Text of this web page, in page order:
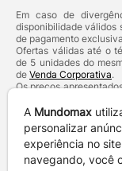
Em caso de
disponibilidade válidos
de pagamento
Ofertas válidas até o
de 5 unidades do
de Venda Corporativa.
Os preços
Defesa do Consumidor:
Vendas sujeitas à
Razão Social:
CNPJ: 01.725.627/
A Mundomax
personalizar
experiência no
navegando, você